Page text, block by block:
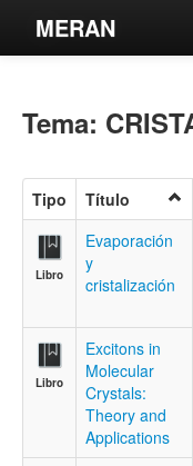
MERAN
Búsqueda Avanzada
Contacto
Iniciar sesión
Tema:
Tipo Título
Libro
Evaporación
y
cristalización
Libro
Excitons in
Molecular
Crystals:
Theory and
Applications